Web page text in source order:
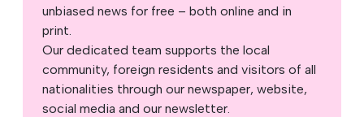
unbiased news for free – both online and in
print.
Our dedicated team supports the local
community, foreign residents and visitors of all
nationalities through our newspaper, website,
social media and our newsletter.